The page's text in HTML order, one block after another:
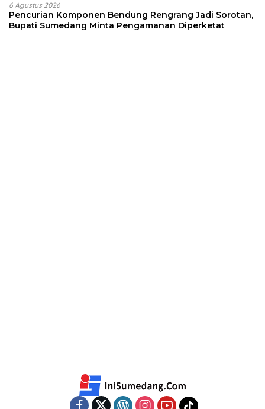
6 Agustus 2026
Pencurian Komponen Bendung Rengrang Jadi Sorotan,
Bupati Sumedang Minta Pengamanan Diperketat